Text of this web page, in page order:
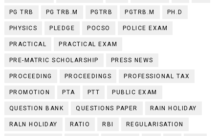
PG TRB PG TRB.M PGTRB PGTRB.M PH.D
PHYSICS PLEDGE POCSO POLICE EXAM
PRACTICAL PRACTICAL EXAM
PRE-MATRIC SCHOLARSHIP PRESS NEWS
PROCEEDING PROCEEDINGS PROFESSIONAL TAX
PROMOTION PTA PTT PUBLIC EXAM
QUESTION BANK QUESTIONS PAPER RAIN HOLIDAY
RALN HOLIDAY RATIO RBI REGULARISATION